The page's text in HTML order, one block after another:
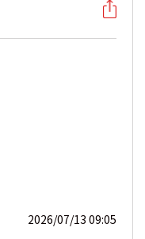
2026/07/13 09:05